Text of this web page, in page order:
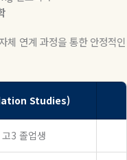
체 연계 과정을 통한 안정적인
Studies)
3 졸업생